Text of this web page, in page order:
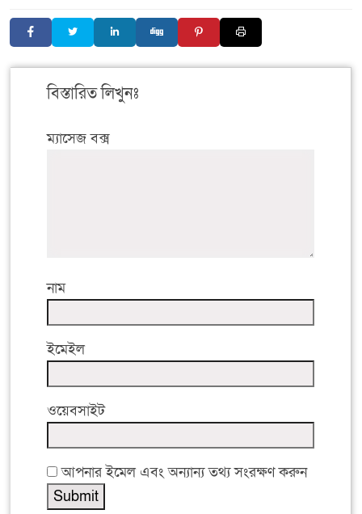
বিস্তারিত লিখুনঃ
ম্যাসেজ বক্স
নাম
ইমেইল
ওয়েবসাইট
আপনার ইমেল এবং অন্যান্য তথ্য সংরক্ষণ করুন